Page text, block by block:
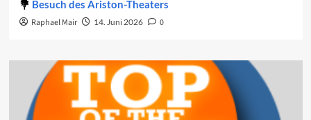
Besuch des Ariston-Theaters
Raphael Mair 14. Juni 2026 0